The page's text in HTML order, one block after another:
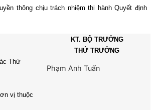
thông chịu trách nhiệm thi hành Quyết định
Thứ
vị thuộc
KT. BỘ TRƯỞNG
THỨ TRƯỞNG
Phạm Anh Tuấn